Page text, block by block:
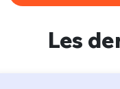
Les